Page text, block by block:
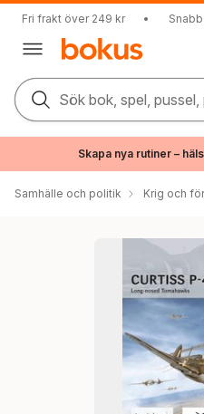
Fri frakt över 249 kr •
Sök bok, spel, pussel,
Skapa nya rutiner –
Samhälle och politik Krig och